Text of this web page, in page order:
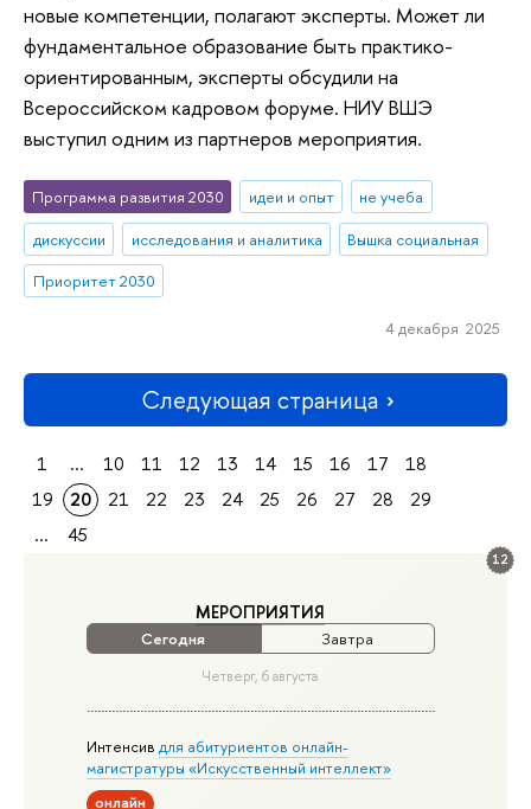
12
МЕРОПРИЯТИЯ
Сегодня Завтра
Четверг, 6 августа
Интенсивдля абитуриентов онлайн-
магистратуры «Искусственный интеллект»
онлайн
новые компетенции, полагают эксперты. Может ли
фундаментальное образование быть практико-
ориентированным, эксперты обсудили на
Всероссийском кадровом форуме. НИУ ВШЭ
выступил одним из партнеров мероприятия.
Программа развития 2030 идеи и опыт
не учеба
дискуссии
исследования и аналитика
Вышка социальная
Приоритет 2030
4 декабря 2025
Следующая страница
1 ... 10 11 12 13 14 15 16 17
18
19
20 21 22 23 24 25 26 27 28
29
...
45